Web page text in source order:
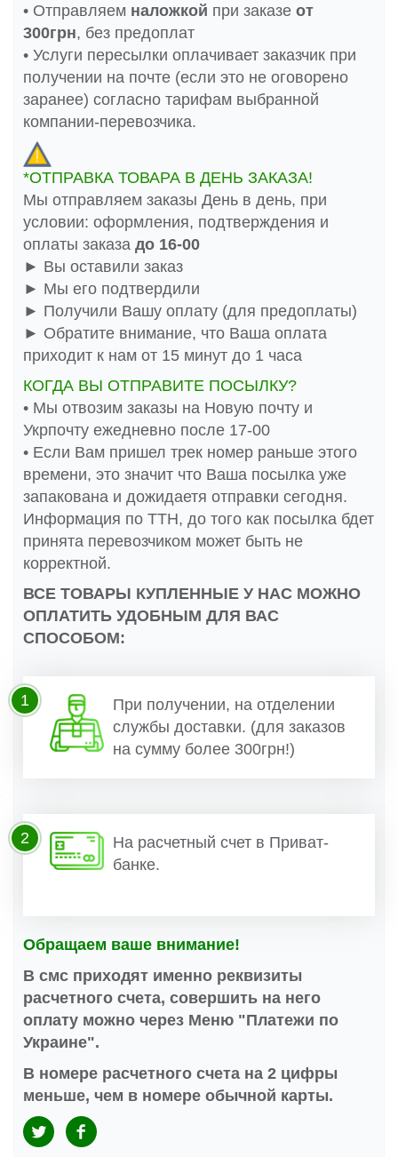
• Отправляем наложкой при заказе от
300грн, без предоплат
• Услуги пересылки оплачивает заказчик при
получении на почте (если это не оговорено
заранее) согласно тарифам выбранной
компании-перевозчика.
*ОТПРАВКА ТОВАРА В ДЕНЬ ЗАКАЗА!
Мы отправляем заказы День в день, при
условии: оформления, подтверждения и
оплаты заказа до 16-00
► Вы оставили заказ
► Мы его подтвердили
► Получили Вашу оплату (для предоплаты)
► Обратите внимание, что Ваша оплата
приходит к нам от 15 минут до 1 часа
КОГДА ВЫ ОТПРАВИТЕ ПОСЫЛКУ?
• Мы отвозим заказы на Новую почту и
Укрпочту ежедневно после 17-00
• Если Вам пришел трек номер раньше этого
времени, это значит что Ваша посылка уже
запакована и дожидаетя отправки сегодня.
Информация по ТТН, до того как посылка бдет
принята перевозчиком может быть не
корректной.
ВСЕ ТОВАРЫ КУПЛЕННЫЕ У НАС МОЖНО
ОПЛАТИТЬ УДОБНЫМ ДЛЯ ВАС
СПОСОБОМ:
При получении, на отделении
службы доставки. (для заказов
на сумму более 300грн!)
1
На расчетный счет в Приват-
банке.
2
Обращаем ваше внимание!
В смс приходят именно реквизиты
расчетного счета, совершить на него
оплату можно через Меню "Платежи по
Украине".
В номере расчетного счета на 2 цифры
меньше, чем в номере обычной карты.